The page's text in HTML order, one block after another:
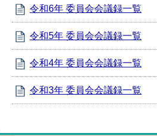
令和6年 委員会会議録一覧
令和5年 委員会会議録一覧
令和4年 委員会会議録一覧
令和3年 委員会会議録一覧